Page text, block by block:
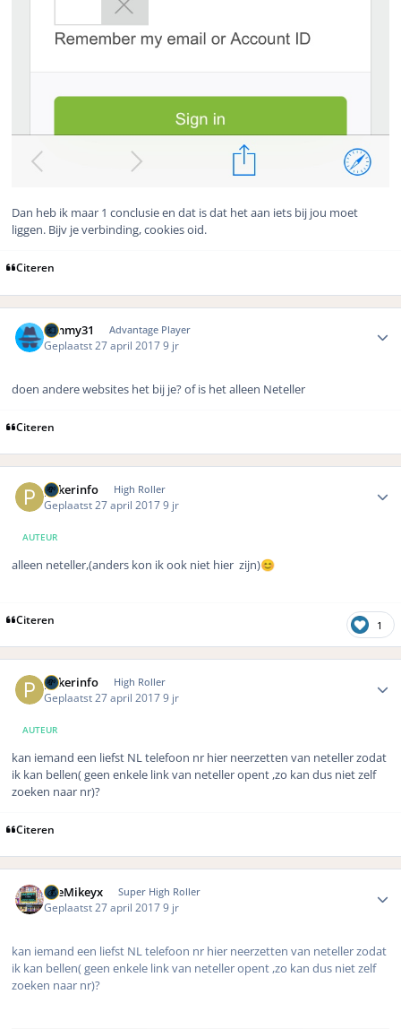
Dan heb ik maar 1 conclusie en dat is dat het aan iets bij jou moet
liggen. Bijv je verbinding, cookies oid.
Citeren
Timmy31 Advantage Player
Geplaatst 27 april 20179 jr
doen andere websites het bij je? of is het alleen Neteller
Citeren
pokerinfo High Roller
Geplaatst 27 april 20179 jr
AUTEUR
alleen neteller,(anders kon ik ook niet hier zijn)😊
Citeren 1
pokerinfo High Roller
Geplaatst 27 april 20179 jr
AUTEUR
kan iemand een liefst NL telefoon nr hier neerzetten van neteller zodat
ik kan bellen( geen enkele link van neteller opent ,zo kan dus niet zelf
zoeken naar nr)?
Citeren
TheMikeyx Super High Roller
Geplaatst 27 april 20179 jr
kan iemand een liefst NL telefoon nr hier neerzetten van neteller zodat
ik kan bellen( geen enkele link van neteller opent ,zo kan dus niet zelf
zoeken naar nr)?